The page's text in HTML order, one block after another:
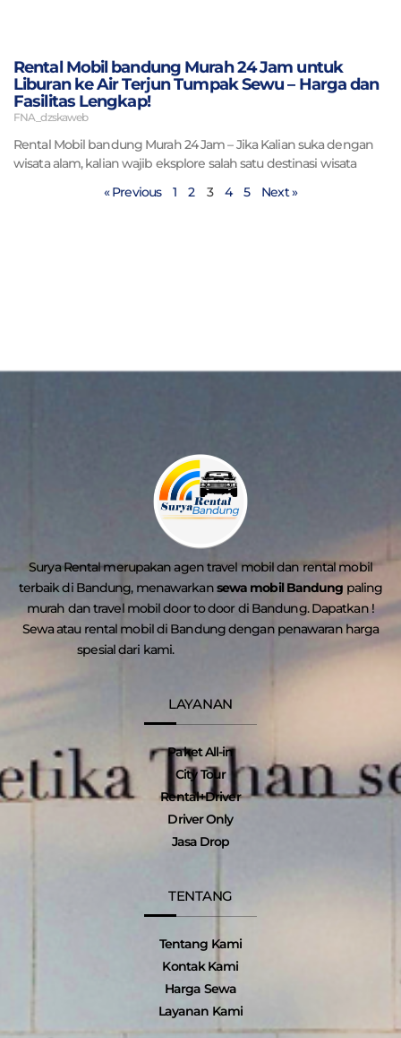
Rental Mobil bandung Murah 24 Jam untuk
Liburan ke Air Terjun Tumpak Sewu – Harga dan
Fasilitas Lengkap!
FNA_dzskaweb
Rental Mobil bandung Murah 24 Jam – Jika Kalian suka dengan
wisata alam, kalian wajib eksplore salah satu destinasi wisata
« Previous
1 2 3 4 5 Next »
Surya Rental merupakan agen travel mobil dan rental mobil
terbaik di Bandung, menawarkansewa mobil Bandung paling
murah dan travel mobil door to door di Bandung. Dapatkan !
Sewa atau rental mobil di Bandung dengan penawaran harga
spesial dari kami.
LAYANAN
Paket All-in
City Tour
Rental+Driver
Driver Only
Jasa Drop
TENTANG
Tentang Kami
Kontak Kami
Harga Sewa
Layanan Kami
I
T
F